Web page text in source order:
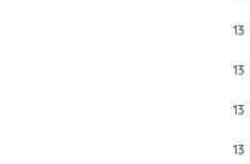
13
13
13
13